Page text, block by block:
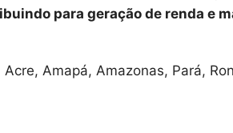
para geração de renda e
Amapá, Amazonas, Pará,